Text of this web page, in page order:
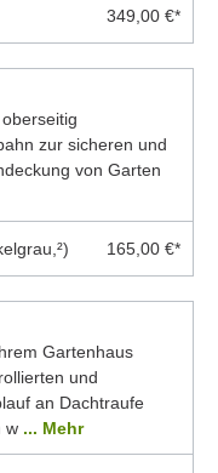
349,00 €*
zur sicheren und
von Garten
165,00 €*
Gartenhaus
und
an Dachtraufe
w ... Mehr